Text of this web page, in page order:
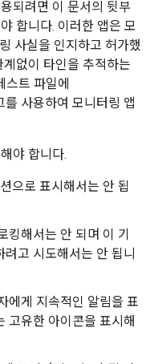
되려면 이 문서의 뒷부
합니다. 이러한 앱은 모
사실을 인지하고 허가했
없이 타인을 추적하는
트 파일에
사용하여 모니터링 앱
야 합니다.
으로 표시해서는 안 됩
킹해서는 안 되며 이 기
고 시도해서는 안 됩니
에게 지속적인 알림을 표
고유한 아이콘을 표시해